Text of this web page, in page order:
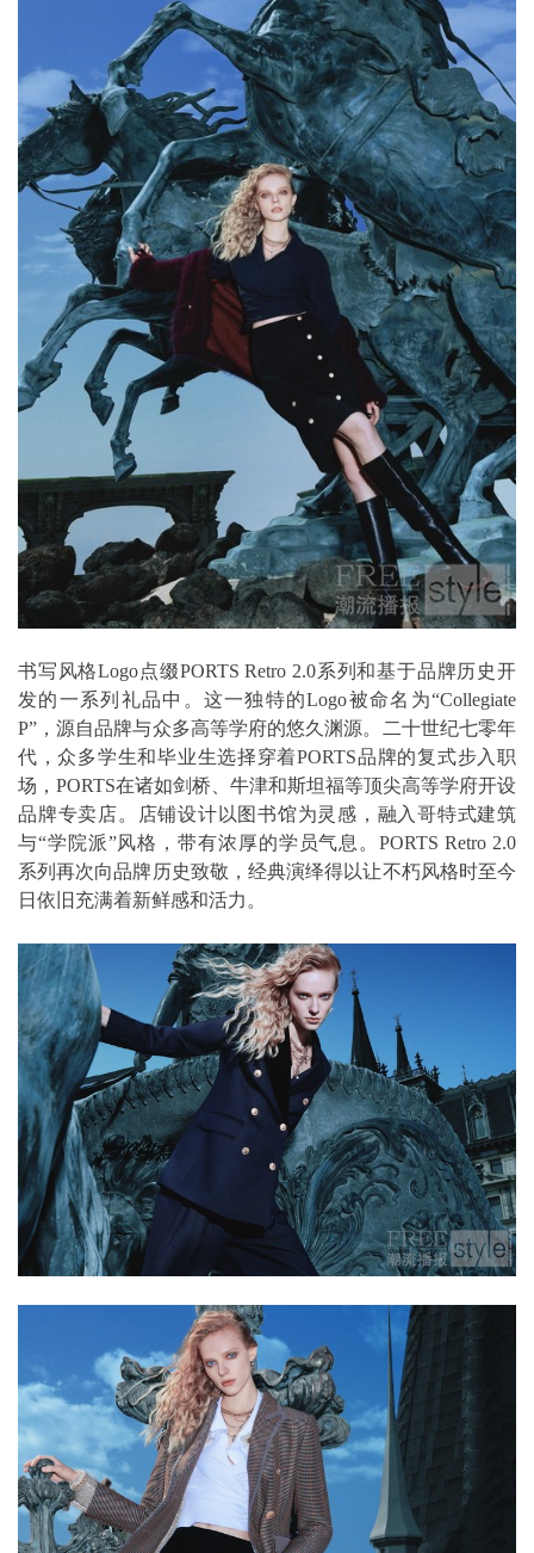
书写风格Logo点缀PORTS Retro 2.0系列和基于品牌历史开
发的一系列礼品中。这一独特的Logo被命名为“Collegiate
P”，源自品牌与众多高等学府的悠久渊源。二十世纪七零年
代，众多学生和毕业生选择穿着PORTS品牌的复式步入职
场，PORTS在诸如剑桥、牛津和斯坦福等顶尖高等学府开设
品牌专卖店。店铺设计以图书馆为灵感，融入哥特式建筑
与“学院派”风格，带有浓厚的学员气息。PORTS Retro 2.0
系列再次向品牌历史致敬，经典演绎得以让不朽风格时至今
日依旧充满着新鲜感和活力。